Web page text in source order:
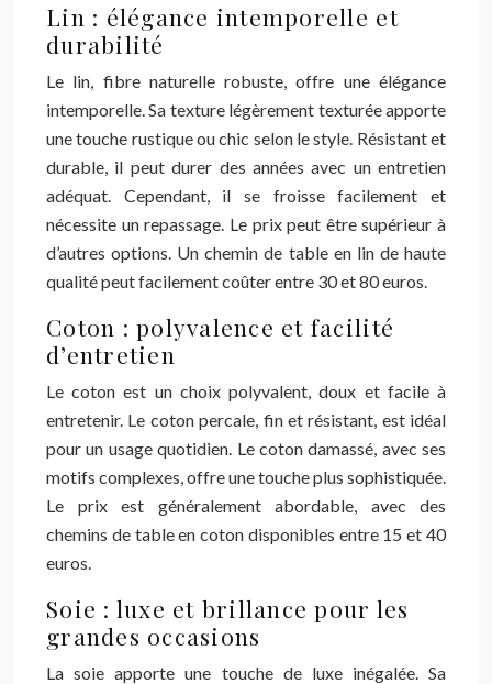
Lin : élégance intemporelle et
durabilité
Le lin, fibre naturelle robuste, offre une élégance
intemporelle. Sa texture légèrement texturée apporte
une touche rustique ou chic selon le style. Résistant et
durable, il peut durer des années avec un entretien
adéquat. Cependant, il se froisse facilement et
nécessite un repassage. Le prix peut être supérieur à
d’autres options. Un chemin de table en lin de haute
qualité peut facilement coûter entre 30 et 80 euros.
Coton : polyvalence et facilité
d’entretien
Le coton est un choix polyvalent, doux et facile à
entretenir. Le coton percale, fin et résistant, est idéal
pour un usage quotidien. Le coton damassé, avec ses
motifs complexes, offre une touche plus sophistiquée.
Le prix est généralement abordable, avec des
chemins de table en coton disponibles entre 15 et 40
euros.
Soie : luxe et brillance pour les
grandes occasions
La soie apporte une touche de luxe inégalée. Sa